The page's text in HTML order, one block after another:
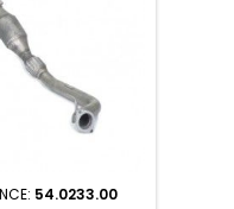
54.0233.00